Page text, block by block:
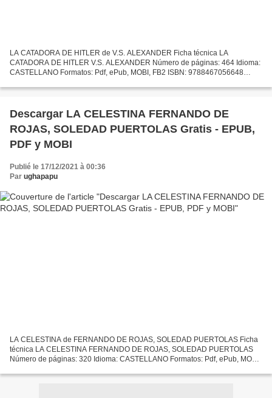
LA CATADORA DE HITLER de V.S. ALEXANDER Ficha técnica LA
CATADORA DE HITLER V.S. ALEXANDER Número de páginas: 464 Idioma:
CASTELLANO Formatos: Pdf, ePub, MOBI, FB2 ISBN: 9788467056648
Descargar LA CELESTINA FERNANDO DE
ROJAS, SOLEDAD PUERTOLAS Gratis - EPUB,
PDF y MOBI
Publié le 17/12/2021 à 00:36
Par ughapapu
LA CELESTINA de FERNANDO DE ROJAS, SOLEDAD PUERTOLAS Ficha
técnica LA CELESTINA FERNANDO DE ROJAS, SOLEDAD PUERTOLAS
Número de páginas: 320 Idioma: CASTELLANO Formatos: Pdf, ePub, MOBI,